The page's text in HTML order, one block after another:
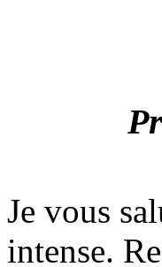
Je vous
intense.